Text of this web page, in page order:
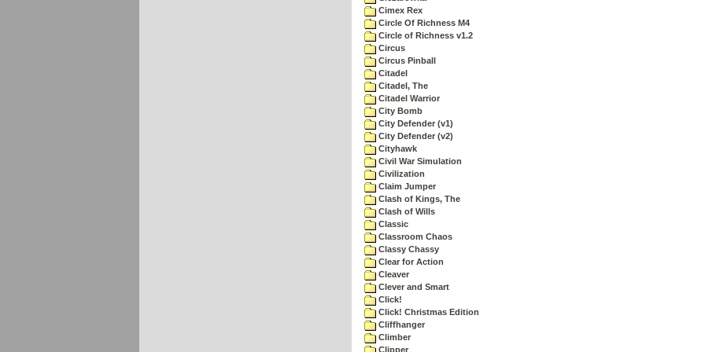
Cimex Rex
Circle Of Richness M4
Circle of Richness v1.2
Circus
Circus Pinball
Citadel
Citadel, The
Citadel Warrior
City Bomb
City Defender (v1)
City Defender (v2)
Cityhawk
Civil War Simulation
Civilization
Claim Jumper
Clash of Kings, The
Clash of Wills
Classic
Classroom Chaos
Classy Chassy
Clear for Action
Cleaver
Clever and Smart
Click!
Click! Christmas Edition
Cliffhanger
Climber
Clipper